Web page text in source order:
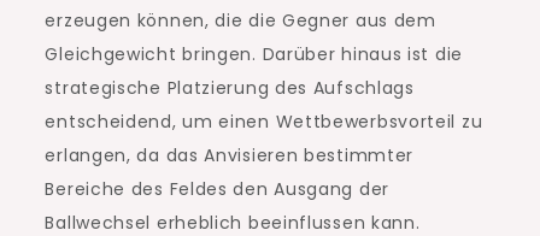
erzeugen können, die die Gegner aus dem
Gleichgewicht bringen. Darüber hinaus ist die
strategische Platzierung des Aufschlags
entscheidend, um einen Wettbewerbsvorteil zu
erlangen, da das Anvisieren bestimmter
Bereiche des Feldes den Ausgang der
Ballwechsel erheblich beeinflussen kann.